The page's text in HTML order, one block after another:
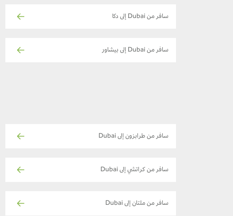
سافر من Dubai إلى دكا
سافر من Dubai إلى بيشاور
سافر من طرابزون إلى Dubai
سافر من كراتشي إلى Dubai
سافر من ملتان إلى Dubai